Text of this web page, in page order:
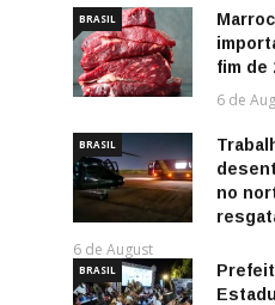
BRASIL
fim de
6 de
BRASIL
no
6 de August
BRASIL